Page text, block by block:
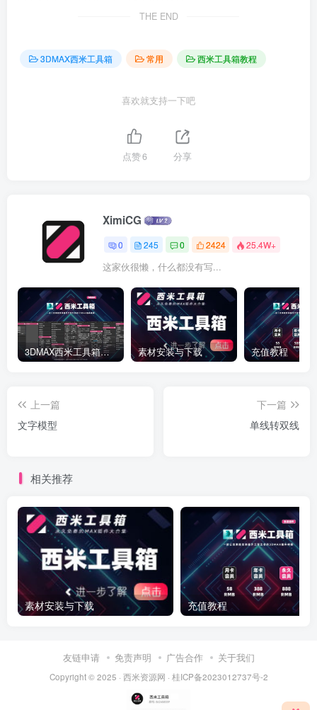
THE END
3DMAX西米工具箱 常用 西米工具箱教程
喜欢就支持一下吧
点赞6 分享
XimiCG
0 245 0 2424 25.4W+
这家伙很懒，什么都没有写...
3DMAX西米工具箱下载 素材安装与下载 充值教程
上一篇
文字模型
下一篇
单线转双线
相关推荐
素材安装与下载 充值教程
友链申请 免责声明 广告合作 关于我们
Copyright © 2025 · 西米资源网 · 桂ICP备2023012737号-2